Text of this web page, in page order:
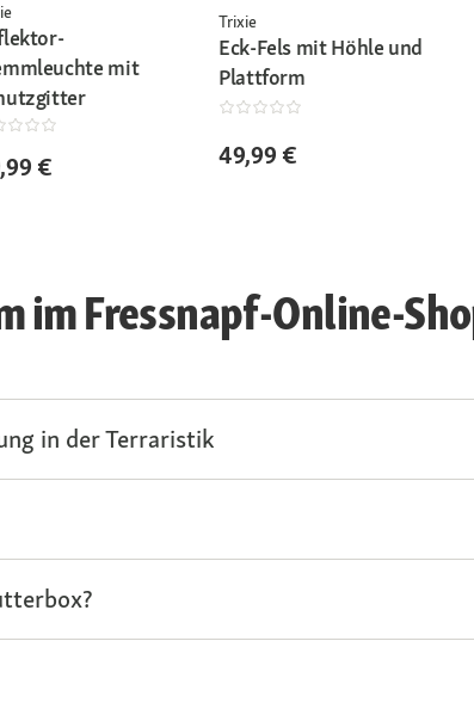
mit
€
Trixie
Eck-Fels mit Höhle und
Plattform
49,99 €
im Fressnapf-Online-
in der Terraristik